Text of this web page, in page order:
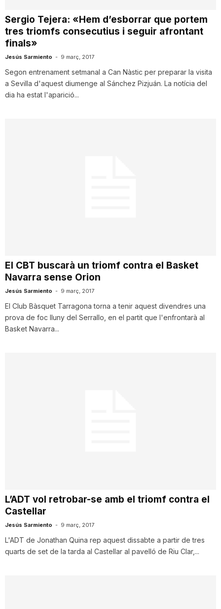
Sergio Tejera: «Hem d’esborrar que portem
tres triomfs consecutius i seguir afrontant
finals»
Jesús Sarmiento - 9 març, 2017
Segon entrenament setmanal a Can Nàstic per preparar la visita
a Sevilla d'aquest diumenge al Sánchez Pizjuán. La notícia del
dia ha estat l'aparició...
El CBT buscarà un triomf contra el Basket
Navarra sense Orion
Jesús Sarmiento - 9 març, 2017
El Club Bàsquet Tarragona torna a tenir aquest divendres una
prova de foc lluny del Serrallo, en el partit que l'enfrontarà al
Basket Navarra...
L’ADT vol retrobar-se amb el triomf contra el
Castellar
Jesús Sarmiento - 9 març, 2017
L'ADT de Jonathan Quina rep aquest dissabte a partir de tres
quarts de set de la tarda al Castellar al pavelló de Riu Clar,...